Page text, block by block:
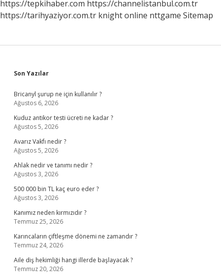
https://tepkihaber.com https://channelistanbul.com.tr
https://tarihyaziyor.com.tr knight online nttgame Sitemap
Sidebar
Son Yazılar
Bricanyl şurup ne için kullanılır ?
Ağustos 6, 2026
Kuduz antikor testi ücreti ne kadar ?
Ağustos 5, 2026
Avarız Vakfı nedir ?
Ağustos 5, 2026
Ahlak nedir ve tanımı nedir ?
Ağustos 3, 2026
500 000 bin TL kaç euro eder ?
Ağustos 3, 2026
Kanımız neden kırmızıdır ?
Temmuz 25, 2026
Karıncaların çiftleşme dönemi ne zamandır ?
Temmuz 24, 2026
Aile diş hekimliği hangi illerde başlayacak ?
Temmuz 20, 2026